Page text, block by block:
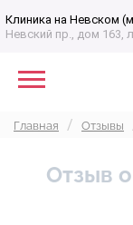
Клиника на Невском
Невский пр., дом 163,
Главная Отзывы
Отзыв